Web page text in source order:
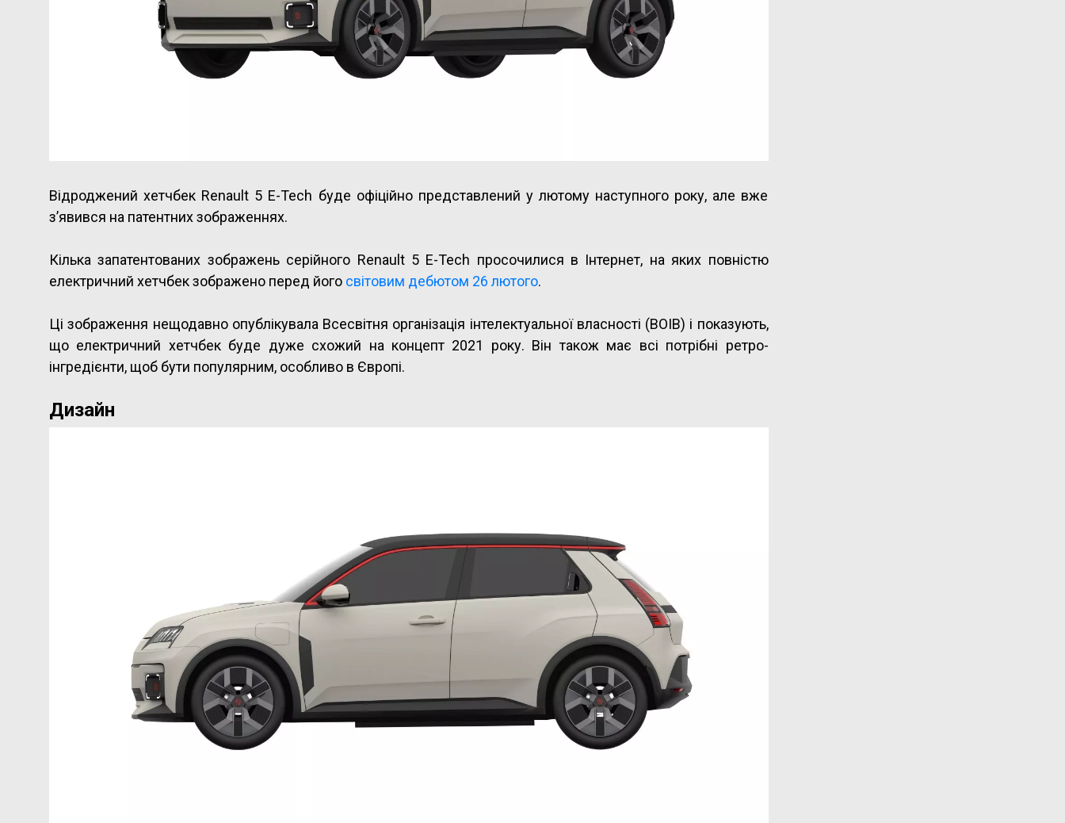
Відроджений хетчбек Renault 5 E-Tech буде офіційно представлений у лютому наступного року, але вже
з’явився на патентних зображеннях.
Кілька запатентованих зображень серійного Renault 5 E-Tech просочилися в Інтернет, на яких повністю
електричний хетчбек зображено перед його світовим дебютом 26 лютого.
Ці зображення нещодавно опублікувала Всесвітня організація інтелектуальної власності (ВОІВ) і показують,
що електричний хетчбек буде дуже схожий на концепт 2021 року. Він також має всі потрібні ретро-
інгредієнти, щоб бути популярним, особливо в Європі.
Дизайн